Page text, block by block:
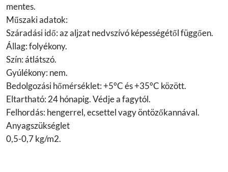
mentes.
Műszaki adatok:
Száradási idő: az aljzat nedvszívó képességétől függően.
Állag: folyékony.
Szín: átlátszó.
Gyúlékony: nem.
Bedolgozási hőmérséklet: +5°C és +35°C között.
Eltartható: 24 hónapig. Védje a fagytól.
Felhordás: hengerrel, ecsettel vagy öntözőkannával.
Anyagszükséglet
0,5-0,7 kg/m2.